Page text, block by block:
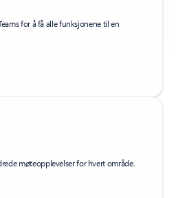
for å få alle funksjonene til en
møteopplevelser for hvert område.